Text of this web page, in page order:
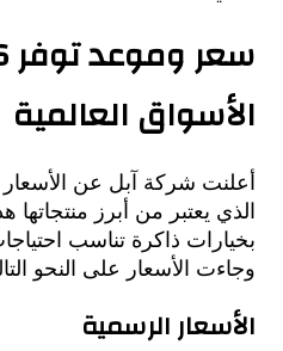
العالمية
من أبرز منتجاتها هذا
ذاكرة تناسب احتياجات
الأسعار على النحو التالي:
الرسمية